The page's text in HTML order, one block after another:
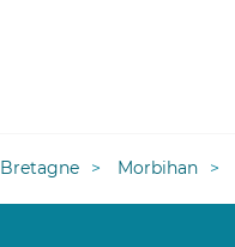
Bretagne Morbihan